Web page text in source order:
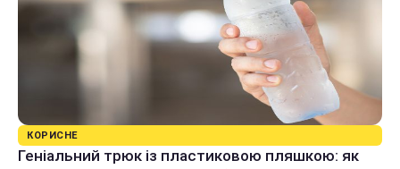
КОРИСНЕ
Геніальний трюк із пластиковою пляшкою: як